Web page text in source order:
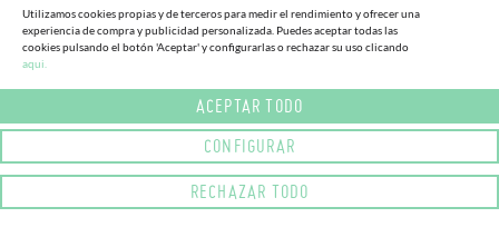
27 33
ZAPATILLAS BLANDITOS SERRAJE
Utilizamos cookies propias y de terceros para medir el rendimiento y ofrecer una
experiencia de compra y publicidad personalizada. Puedes aceptar todas las
cookies pulsando el botón 'Aceptar' y configurarlas o rechazar su uso clicando
aqui.
ACEPTAR TODO
CONFIGURAR
RECHAZAR TODO